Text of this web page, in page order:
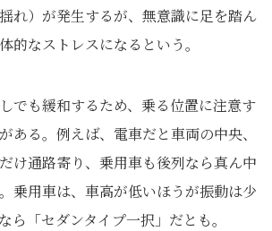
れ）が発生するが、無意識に足を踏ん
的なストレスになるという。
でも緩和するため、乗る位置に注意す
ある。例えば、電車だと車両の中央、
け通路寄り、乗用車も後列なら真ん中
乗用車は、車高が低いほうが振動は少
ら「セダンタイプ一択」だとも。